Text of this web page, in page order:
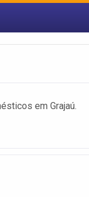
em Grajaú.